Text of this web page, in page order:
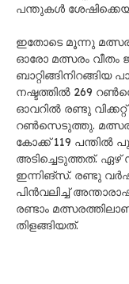
പന്തുകൾ
ഇതോടെ മൂന്നു
ഓരോ മത്സരം വീതം
ബാറ്റിങ്ങിനിറങ്ങിയ
നഷ്ടത്തിൽ 269
ഓവറിൽ രണ്ടു
റൺസെടുത്തു.
കോക്ക് 119 പന്തില്‍
അടിച്ചെടുത്തത്.
ഇന്നിങ്‌സ്. രണ്ടു
പിന്‍വലിച്ച്
രണ്ടാം
തിളങ്ങിയത്.